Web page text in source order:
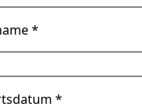
*
*